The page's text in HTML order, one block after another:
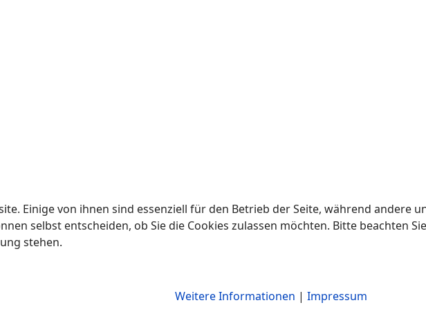
Einige von ihnen sind essenziell für den Betrieb der Seite, während andere
selbst entscheiden, ob Sie die Cookies zulassen möchten. Bitte beachten
stehen.
Weitere Informationen | Impressum